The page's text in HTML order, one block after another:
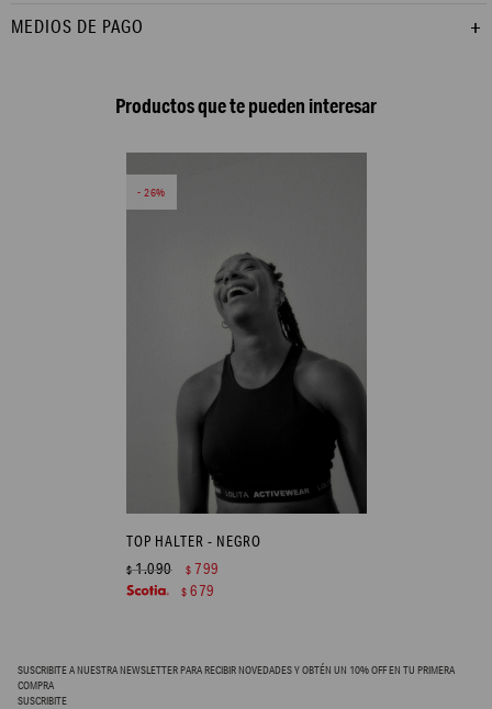
MEDIOS DE PAGO
Productos que te pueden interesar
26
TOP HALTER - NEGRO
$1.090 $ 799
$ 679
SUSCRIBITE A NUESTRA NEWSLETTER PARA RECIBIR NOVEDADES Y OBTÉN UN 10% OFF EN TU PRIMERA
COMPRA
SUSCRIBITE